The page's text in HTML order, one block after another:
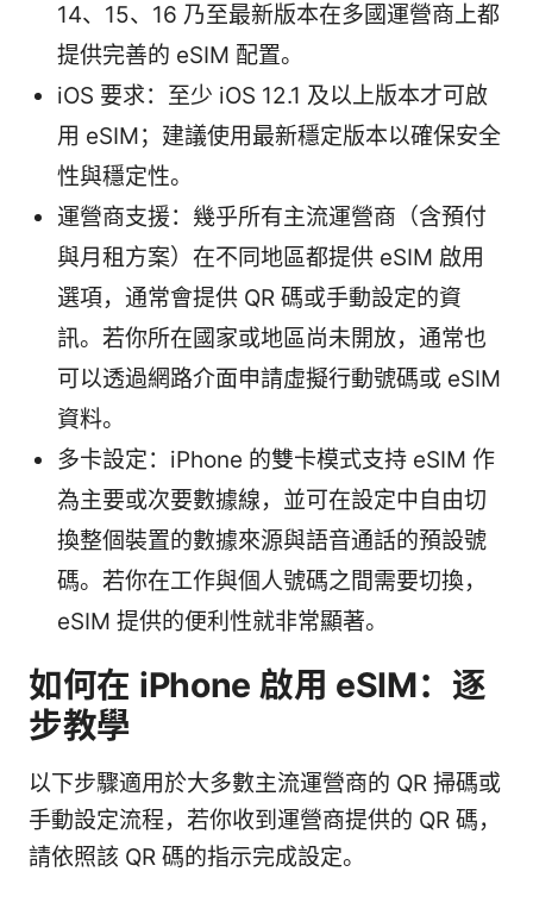
14、15、16 乃至最新版本在多國運營商上都
提供完善的 eSIM 配置。
iOS 要求：至少 iOS 12.1 及以上版本才可啟
用 eSIM；建議使用最新穩定版本以確保安全
性與穩定性。
運營商支援：幾乎所有主流運營商（含預付
與月租方案）在不同地區都提供 eSIM 啟用
選項，通常會提供 QR 碼或手動設定的資
訊。若你所在國家或地區尚未開放，通常也
可以透過網路介面申請虛擬行動號碼或 eSIM
資料。
多卡設定：iPhone 的雙卡模式支持 eSIM 作
為主要或次要數據線，並可在設定中自由切
換整個裝置的數據來源與語音通話的預設號
碼。若你在工作與個人號碼之間需要切換，
eSIM 提供的便利性就非常顯著。
如何在 iPhone 啟用 eSIM：逐
步教學
以下步驟適用於大多數主流運營商的 QR 掃碼或
手動設定流程，若你收到運營商提供的 QR 碼，
請依照該 QR 碼的指示完成設定。